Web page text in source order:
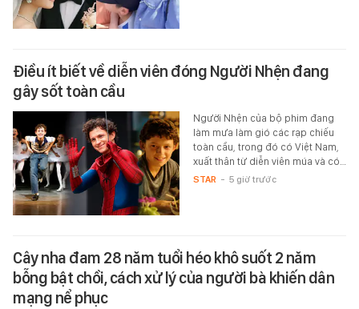
Điều ít biết về diễn viên đóng Người Nhện đang
gây sốt toàn cầu
Người Nhện của bộ phim đang
làm mưa làm gió các rạp chiếu
toàn cầu, trong đó có Việt Nam,
xuất thân từ diễn viên múa và có…
STAR - 5 giờ trước
Cây nha đam 28 năm tuổi héo khô suốt 2 năm
bỗng bật chồi, cách xử lý của người bà khiến dân
mạng nể phục